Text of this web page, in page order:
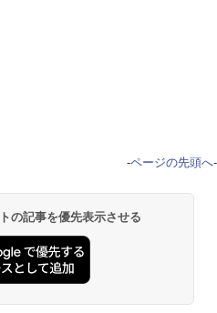
-ページの先頭へ-
の記事を優先表示させる